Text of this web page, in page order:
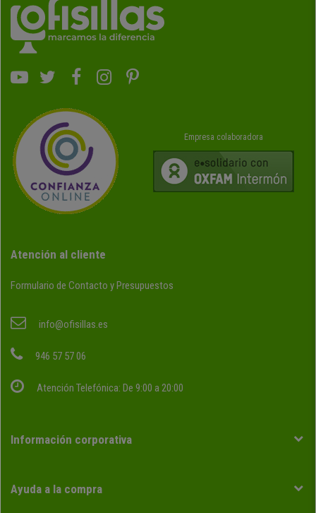
Empresa colaboradora
Atención al cliente
Formulario de Contacto y Presupuestos
info@ofisillas.es
946 57 57 06
Atención Telefónica: De 9:00 a 20:00
Información corporativa
Ayuda a la compra